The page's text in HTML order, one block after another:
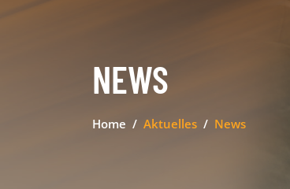
NEWS
Home Aktuelles News